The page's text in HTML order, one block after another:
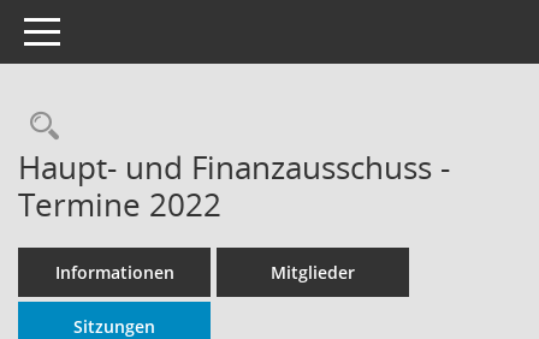
Toggle navigation
Rechercheauswahl
Haupt- und Finanzausschuss -
Termine 2022
Informationen Mitglieder
Sitzungen